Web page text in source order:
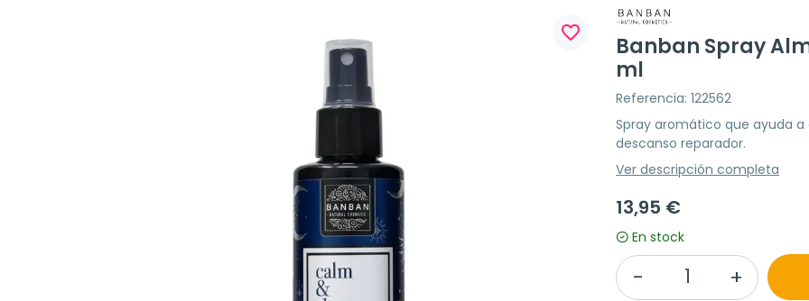
favorite_border
Banban Spray
ml
Referencia: 122562
Spray aromático que ayuda
descanso reparador.
Ver descripción completa
13,95 €
En stock